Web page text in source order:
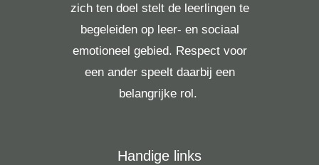
zich ten doel stelt de leerlingen te
begeleiden op leer- en sociaal
emotioneel gebied. Respect voor
een ander speelt daarbij een
belangrijke rol.
Handige links